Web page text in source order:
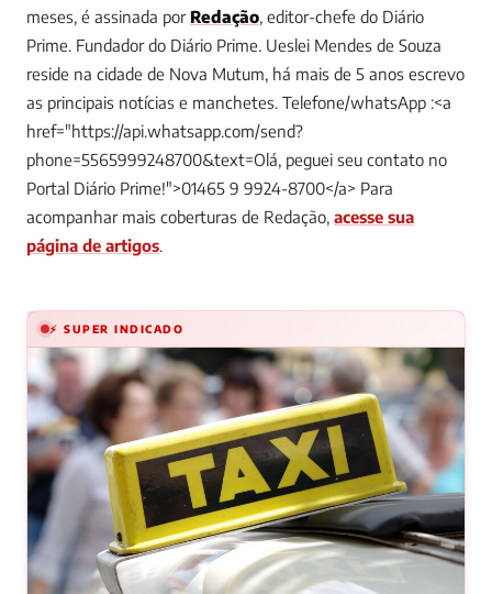
meses, é assinada por Redação, editor-chefe do Diário
Prime. Fundador do Diário Prime. Ueslei Mendes de Souza
reside na cidade de Nova Mutum, há mais de 5 anos escrevo
as principais notícias e manchetes. Telefone/whatsApp :<a
href="https://api.whatsapp.com/send?
phone=5565999248700&text=Olá, peguei seu contato no
Portal Diário Prime!">01465 9 9924-8700</a> Para
acompanhar mais coberturas de Redação, acesse sua
página de artigos.
⚡ SUPER INDICADO